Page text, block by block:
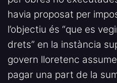
havia proposat per
l’objectiu és “que es
drets” en la instància
govern lloretenc
pagar una part de la